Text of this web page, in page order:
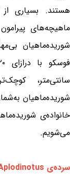
هستند. بسیاری از
ماهیچه‌های
شوریده‌ماهیان
سانتی‌متر،
شوریده‌ماهیان
می‌شویم.
سرده‌ی Aplodinotus